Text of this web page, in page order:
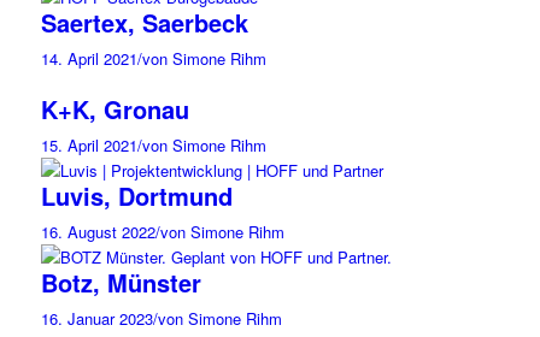
Saertex, Saerbeck
14. April 2021/von Simone Rihm
K+K, Gronau
15. April 2021/von Simone Rihm
Luvis, Dortmund
16. August 2022/von Simone Rihm
Botz, Münster
16. Januar 2023/von Simone Rihm